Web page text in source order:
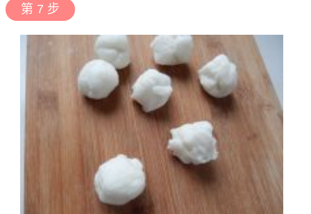
第 7 步